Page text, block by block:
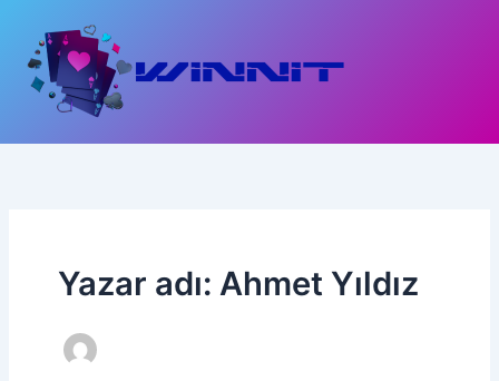
Yazar adı: Ahmet Yıldız